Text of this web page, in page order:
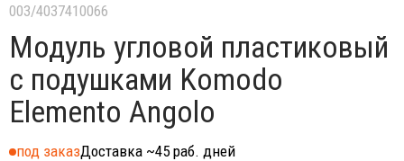
003/4037410066
Модуль угловой пластиковый
с подушками Komodo
Elemento Angolo
под заказДоставка ~45 раб. дней